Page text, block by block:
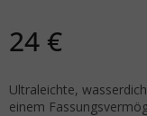
24 €
Ultraleichte,
einem